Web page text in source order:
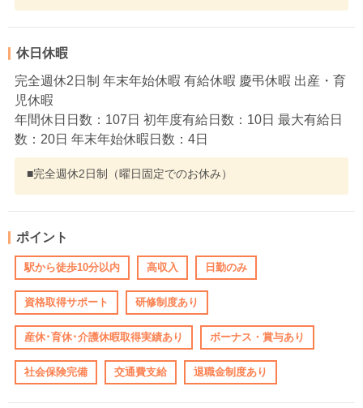
休日休暇
完全週休2日制 年末年始休暇 有給休暇 慶弔休暇 出産・育
児休暇
年間休日日数：107日 初年度有給日数：10日 最大有給日
数：20日 年末年始休暇日数：4日
■完全週休2日制（曜日固定でのお休み）
ポイント
駅から徒歩10分以内 高収入 日勤のみ
資格取得サポート 研修制度あり
産休･育休･介護休暇取得実績あり ボーナス・賞与あり
社会保険完備 交通費支給 退職金制度あり